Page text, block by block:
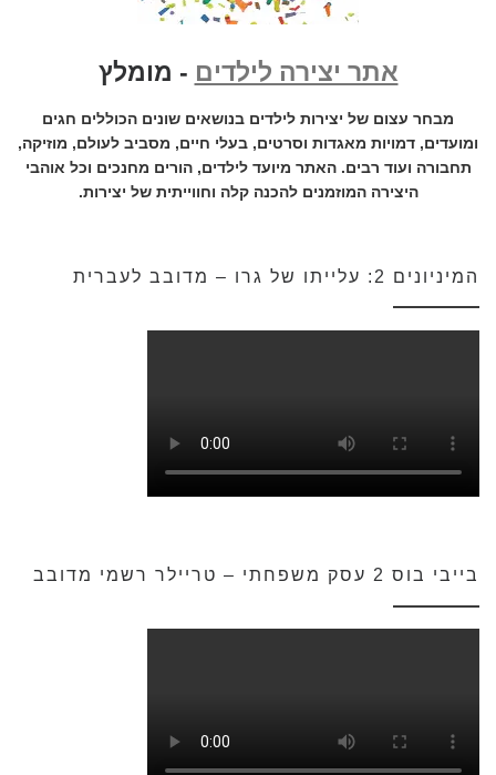
אתר יצירה לילדים - מומלץ
מבחר עצום של יצירות לילדים בנושאים שונים הכוללים חגים
ומועדים, דמויות מאגדות וסרטים, בעלי חיים, מסביב לעולם, מוזיקה,
תחבורה ועוד רבים. האתר מיועד לילדים, הורים מחנכים וכל אוהבי
היצירה המוזמנים להכנה קלה וחווייתית של יצירות.
המיניונים 2: עלייתו של גרו – מדובב לעברית
בייבי בוס 2 עסק משפחתי – טריילר רשמי מדובב